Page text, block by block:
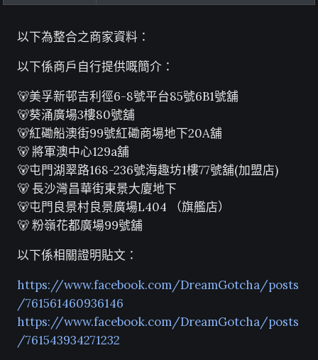
以下為整合之商家資料：
以下係商戶自行提供嘅簡介：
🐻美孚新邨吉利徑6-8號平台85號6B1號舖
🐻葵涌廣場3樓80號舖
🐻紅磡船澳街99號紅磡商場地下20A舖
🐻 將軍澳中心129a舖
🐻屯門湖翠路168-236號海趣坊1樓77號舖(加盟店)
🐻 長沙灣昌華街東景大廈地下
🐻屯門良景村良景廣場L404 （旗艦店）
🐻 粉嶺花都廣場99號舖
以下係相關證明貼文：
https://www.facebook.com/DreamGotcha/posts
/761561460936146
https://www.facebook.com/DreamGotcha/posts
/761543934271232